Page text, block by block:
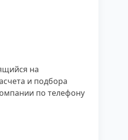
на
и подбора
по телефону